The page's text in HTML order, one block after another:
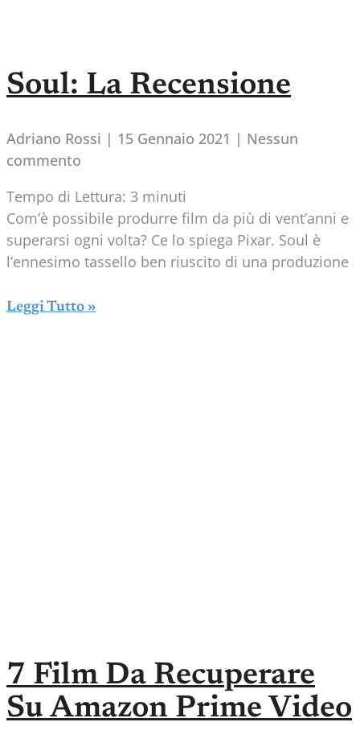
Soul: La Recensione
Adriano Rossi 15 Gennaio 2021
Nessun
commento
Tempo di Lettura: 3 minuti
Com’è possibile produrre film da più di vent’anni e
superarsi ogni volta? Ce lo spiega Pixar. Soul è
l’ennesimo tassello ben riuscito di una produzione
Leggi Tutto »
7 Film Da Recuperare
Su Amazon Prime Video